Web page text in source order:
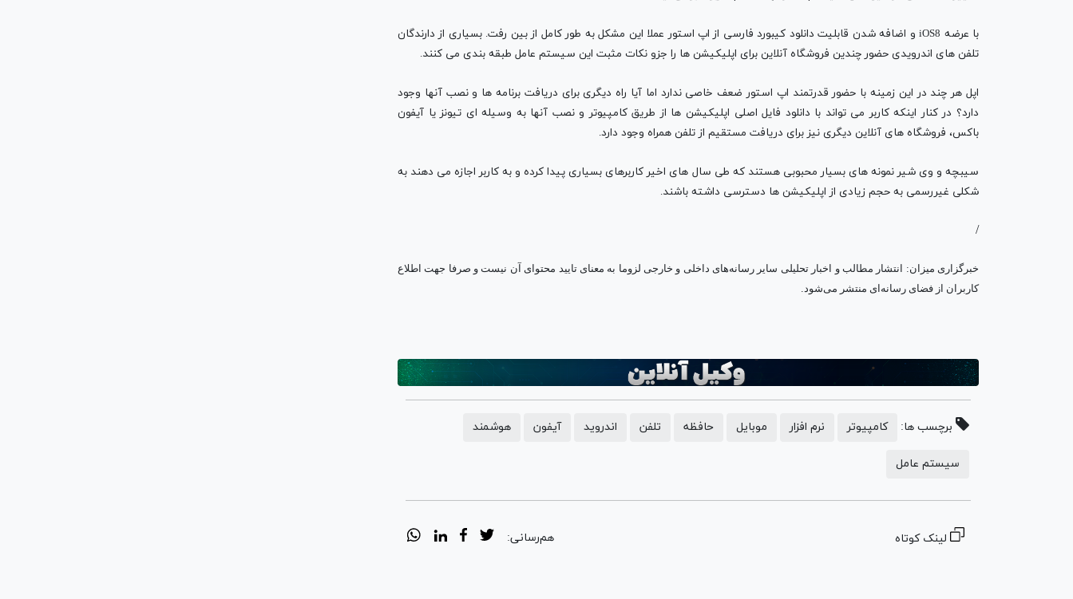
با عرضه iOS8 و اضافه شدن قابلیت دانلود کیبورد فارسی از اپ استور عملا این مشکل به طور کامل از بین رفت. بسیاری از دارندگان
تلفن های اندرویدی حضور چندین فروشگاه آنلاین برای اپلیکیشن ها را جزو نکات مثبت این سیستم عامل طبقه بندی می کنند.
اپل هر چند در این زمینه با حضور قدرتمند اپ استور ضعف خاصی ندارد اما آیا راه دیگری برای دریافت برنامه ها و نصب آنها وجود
دارد؟ در کنار اینکه کاربر می تواند با دانلود فایل اصلی اپلیکیشن ها از طریق کامپیوتر و نصب آنها به وسیله ای تیونز یا آیفون
باکس، فروشگاه های آنلاین دیگری نیز برای دریافت مستقیم از تلفن همراه وجود دارد.
سیبچه و وی شیر نمونه های بسیار محبوبی هستند که طی سال های اخیر کاربرهای بسیاری پیدا کرده و به کاربر اجازه می دهند به
شکلی غیررسمی به حجم زیادی از اپلیکیشن ها دسترسی داشته باشند.
/
خبرگزاری میزان: انتشار مطالب و اخبار تحلیلی سایر رسانه‌های داخلی و خارجی لزوما به معنای تایید محتوای آن نیست و صرفا جهت اطلاع
کاربران از فضای رسانه‌ای منتشر می‌شود.
برچسب ها: کامپیوتر نرم افزار موبایل حافظه تلفن اندروید آیفون هوشمند
سیستم عامل
لینک کوتاه هم‌رسانی: